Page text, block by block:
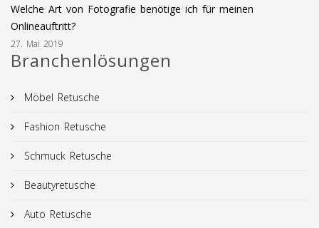
Welche Art von Fotografie benötige ich für meinen
Onlineauftritt?
27. Mai 2019
Branchenlösungen
Möbel Retusche
Fashion Retusche
Schmuck Retusche
Beautyretusche
Auto Retusche